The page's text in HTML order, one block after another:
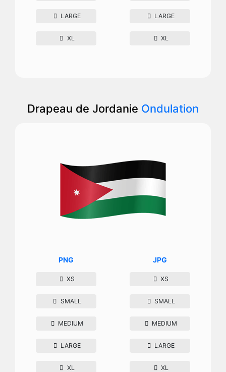
LARGE
XL
LARGE
XL
Drapeau de Jordanie Ondulation
PNG
XS
SMALL
MEDIUM
LARGE
XL
JPG
XS
SMALL
MEDIUM
LARGE
XL